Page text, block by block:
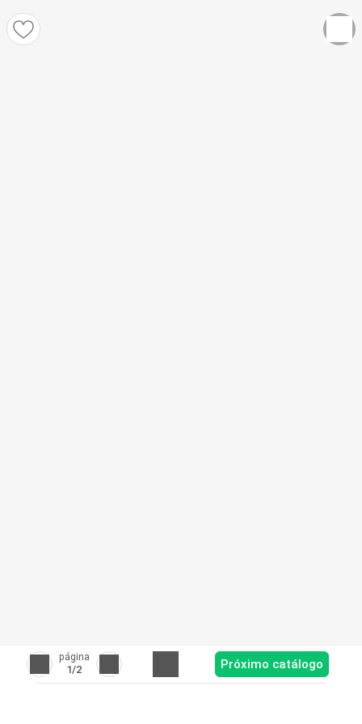
página
1/2 Próximo catálogo